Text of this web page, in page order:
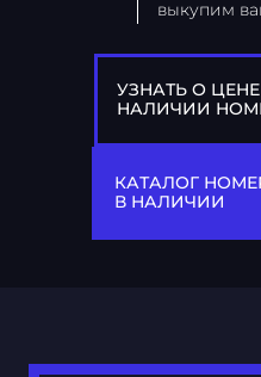
выкупим
А
УЗНАТЬ О
НАЛИЧИИ
КАТАЛОГ
В НАЛИЧИИ